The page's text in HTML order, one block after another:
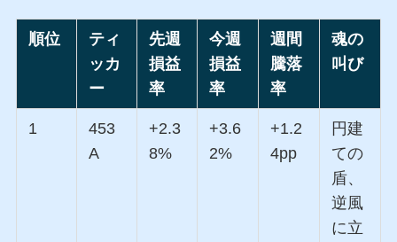
順位
ティ
ッカ
ー
先週
損益
率
今週
損益
率
週間
騰落
率
魂の
叫び
1
453
A
+2.3
8%
+3.6
2%
+1.2
4pp
円建
ての
盾、
逆風
に立